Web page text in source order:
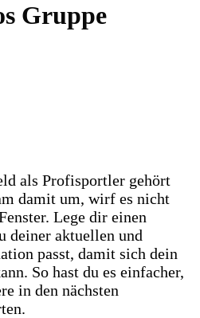
Gruppe
als Profisportler gehört
damit um, wirf es nicht
Lege dir einen
deiner aktuellen und
passt, damit sich dein
So hast du es einfacher,
in den nächsten